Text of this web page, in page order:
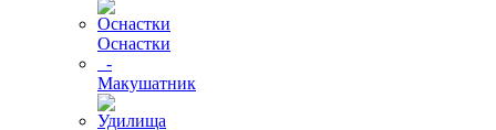
Оснастки
-
Макушатник